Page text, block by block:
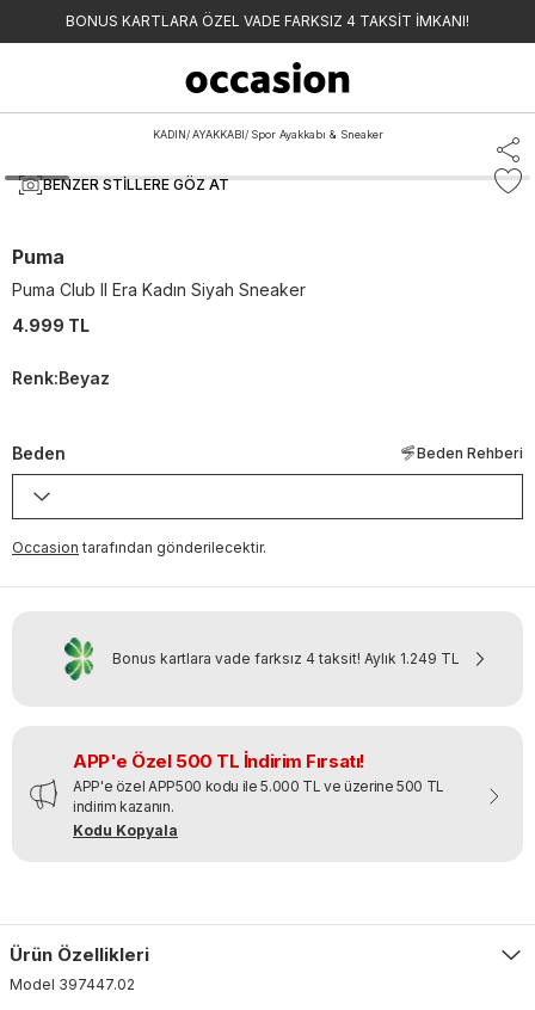
BONUS KARTLARA ÖZEL VADE FARKSIZ 4 TAKSİT İMKANI!
KADIN/ AYAKKABI/ Spor Ayakkabı & Sneaker
BENZER STILLERE GÖZ AT
Puma
Puma Club II Era Kadın Siyah Sneaker
4.999 TL
Renk:Beyaz
Beden Beden Rehberi
Occasion tarafından gönderilecektir.
Bonus kartlara vade farksız 4 taksit! Aylık 1.249 TL
APP'e Özel 500 TL İndirim Fırsatı!
APP'e özel APP500 kodu ile 5.000 TL ve üzerine 500 TL
indirim kazanın.
Kodu Kopyala
Ürün Özellikleri
Model 397447.02